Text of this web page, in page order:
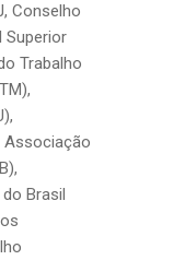
Conselho
Superior
Trabalho
Associação
Brasil